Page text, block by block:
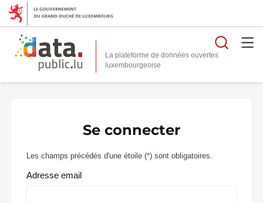
La plateforme de données ouvertes
Se connecter
Les champs précédés d'une étoile (*) sont obligatoires.
Adresse email